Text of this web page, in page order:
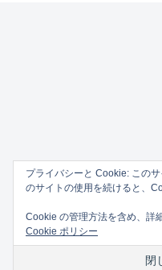
プライバシーと Cookie: この
のサイトの使用を続けると、
Cookie の管理方法を含め、詳
Cookie ポリシー